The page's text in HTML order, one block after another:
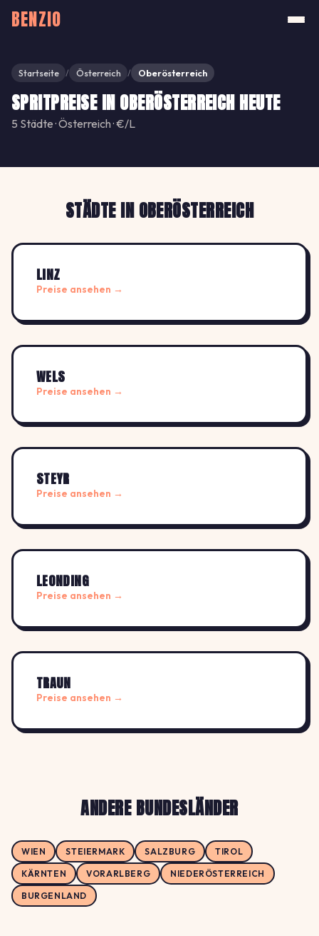
BENZIO
Startseite / Österreich / Oberösterreich
SPRITPREISE IN OBERÖSTERREICH HEUTE
5 Städte · Österreich · €/L
STÄDTE IN OBERÖSTERREICH
LINZ
Preise ansehen →
WELS
Preise ansehen →
STEYR
Preise ansehen →
LEONDING
Preise ansehen →
TRAUN
Preise ansehen →
ANDERE BUNDESLÄNDER
WIEN STEIERMARK SALZBURG TIROL
KÄRNTEN VORARLBERG NIEDERÖSTERREICH
BURGENLAND